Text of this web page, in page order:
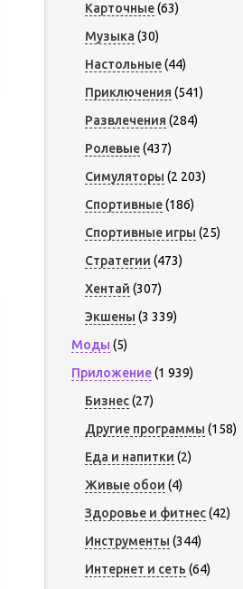
Карточные(63)
Музыка (30)
Настольные(44)
Приключения (541)
Развлечения (284)
Ролевые(437)
Симуляторы (2 203)
Спортивные(186)
Спортивные игры (25)
Стратегии (473)
Хентай (307)
Экшены (3 339)
Моды (5)
Приложение(1 939)
Бизнес(27)
Другие программы (158)
Еда и напитки (2)
Живые обои (4)
Здоровье и фитнес(42)
Инструменты (344)
Интернет и сеть (64)